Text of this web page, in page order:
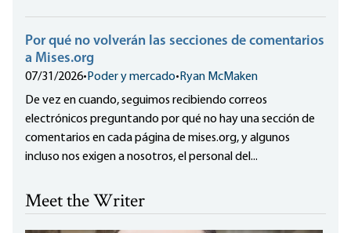
Por qué no volverán las secciones de comentarios
a Mises.org
07/31/2026• Poder y mercado• Ryan McMaken
De vez en cuando, seguimos recibiendo correos
electrónicos preguntando por qué no hay una sección de
comentarios en cada página de mises.org, y algunos
incluso nos exigen a nosotros, el personal del...
Meet the Writer